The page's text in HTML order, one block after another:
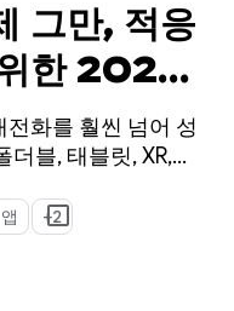
그만, 적응
한 2025
데이트
화를 훨씬 넘어 성
더블, 태블릿, XR,
한 5억 대 이상의
.
+2